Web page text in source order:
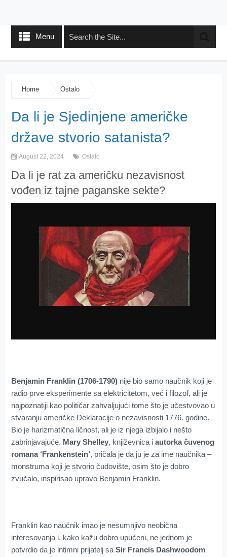
Menu
Home Ostalo
Da li je Sjedinjene američke
države stvorio satanista?
August 22, 2024 Ostalo
Da li je rat za američku nezavisnost
vođen iz tajne paganske sekte?
Benjamin Franklin (1706-1790)nije bio samo naučnik koji je
radio prve eksperimente sa elektricitetom, već i filozof, ali je
najpoznatiji kao političar zahvaljujući tome što je učestvovao u
stvaranju američke Deklaracije o nezavisnosti 1776. godine.
Bio je harizmatična ličnost, ali je iz njega izbijalo i nešto
zabrinjavajuće. Mary Shelley, književnica i autorka čuvenog
romana ‘Frankenstein’, pričala je da ju je za ime naučnika –
monstruma koji je stvorio čudovište, osim što je dobro
zvučalo, inspirisao upravo Benjamin Franklin.
Franklin kao naučnik imao je nesumnjivo neobična
interesovanja i, kako kažu dobro upućeni, ne jednom je
potvrdio da je intimni prijatelj saSir Francis Dashwoodom